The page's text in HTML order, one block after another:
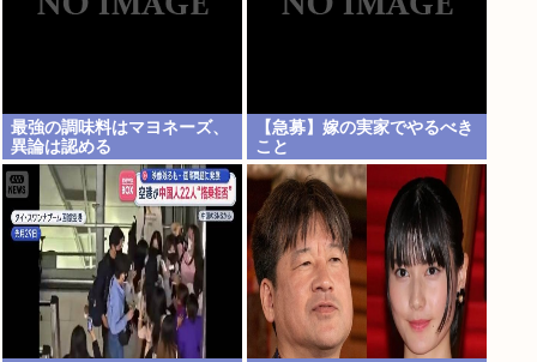
最強の調味料はマヨネーズ、
異論は認める
【急募】嫁の実家でやるべき
こと